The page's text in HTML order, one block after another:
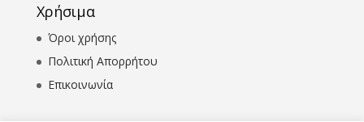
Χρήσιμα
Όροι χρήσης
Πολιτική Απορρήτου
Επικοινωνία